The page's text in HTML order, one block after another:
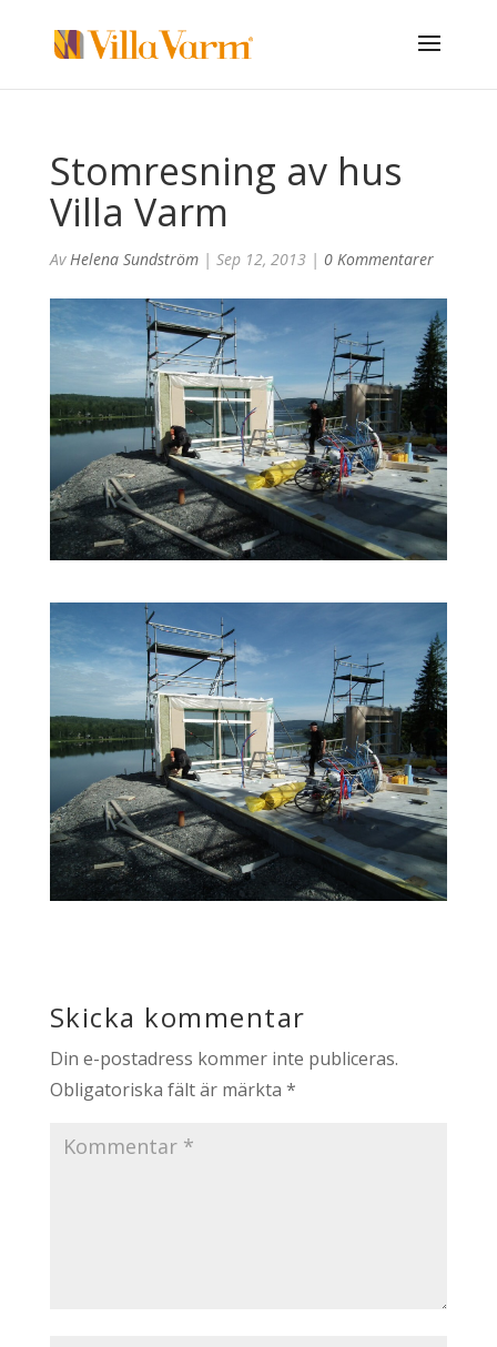
Stomresning av hus
Villa Varm
AvHelena Sundström| Sep 12, 2013| 0 Kommentarer
Skicka kommentar
Din e-postadress kommer inte publiceras.
Obligatoriska fält är märkta *